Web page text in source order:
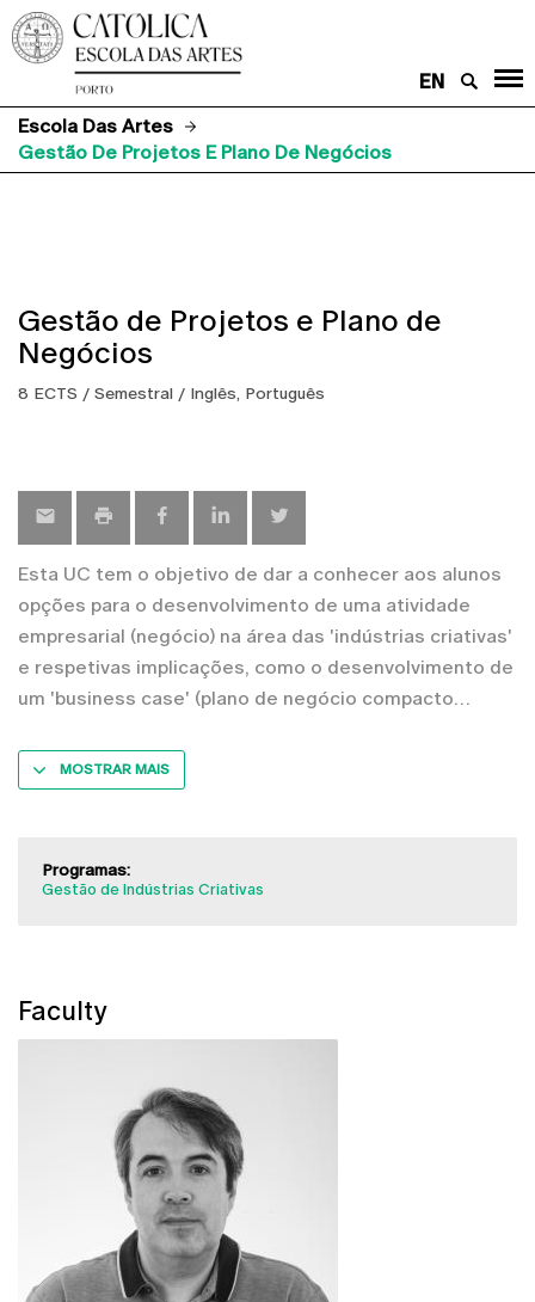
EN
Escola Das Artes
Gestão De Projetos E Plano De Negócios
Gestão de Projetos e Plano de
Negócios
8 ECTS / Semestral / Inglês, Português
Esta UC tem o objetivo de dar a conhecer aos alunos
opções para o desenvolvimento de uma atividade
empresarial (negócio) na área das 'indústrias criativas'
e respetivas implicações, como o desenvolvimento de
um 'business case' (plano de negócio compacto
MOSTRAR MAIS
Programas:
Gestão de Indústrias Criativas
Faculty